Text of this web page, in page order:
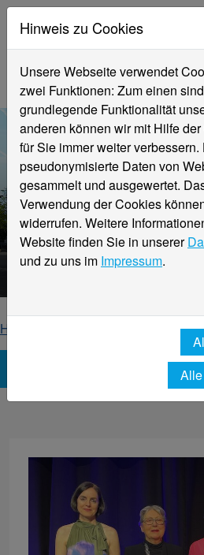
Aktuelle
Hochschule
Hochschule
Home
Hinweis zu Cookies
Unsere Webseite verwendet
zwei Funktionen: Zum einen
grundlegende Funktionalität
anderen können wir mit Hilfe
für Sie immer weiter
pseudonymisierte Daten von
gesammelt und ausgewertet.
Verwendung der Cookies
widerrufen. Weitere
Website finden Sie in unserer
und zu uns im Impressum.